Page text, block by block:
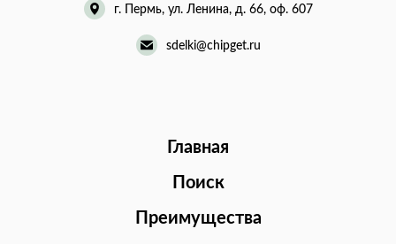
г. Пермь, ул. Ленина, д. 66, оф. 607
sdelki@chipget.ru
Главная
Поиск
Преимущества